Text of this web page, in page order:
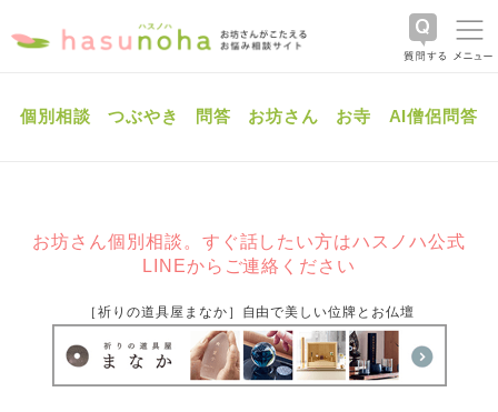
個別相談 つぶやき 問答 お坊さん お寺 AI僧侶問答
お坊さん個別相談。すぐ話したい方はハスノハ公式
LINEからご連絡ください
［祈りの道具屋まなか］自由で美しい位牌とお仏壇